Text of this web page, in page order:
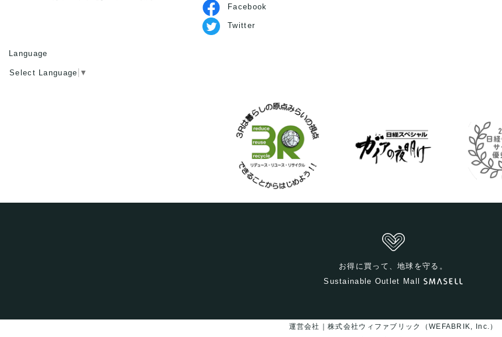
Facebook
Twitter
Language
Select Language ▼
お得に買って、地球を守る。
Sustainable Outlet Mall
運営会社｜株式会社ウィファブリック（WEFABRIK, Inc.）